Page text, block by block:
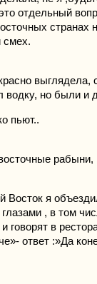
отдельный
странах
смех.
выглядела,
но были и
пьют..
рабыни,
я
, в том
говорят в
ответ :»Да